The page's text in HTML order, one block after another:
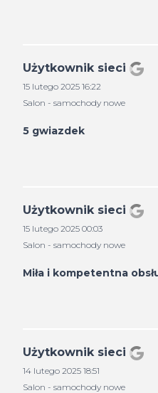
Użytkownik sieci
15 lutego 2025 16:22
Salon - samochody nowe
5 gwiazdek
Użytkownik sieci
15 lutego 2025 00:03
Salon - samochody nowe
Miła i kompetentna
Użytkownik sieci
14 lutego 2025 18:51
Salon - samochody nowe